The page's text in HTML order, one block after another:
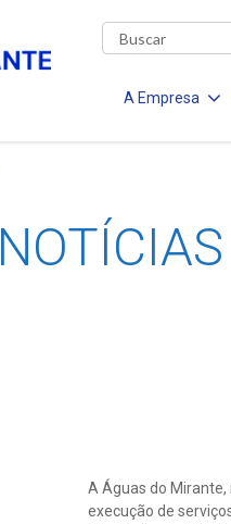
A Empresa
NOTÍCIAS
A Águas do
execução de